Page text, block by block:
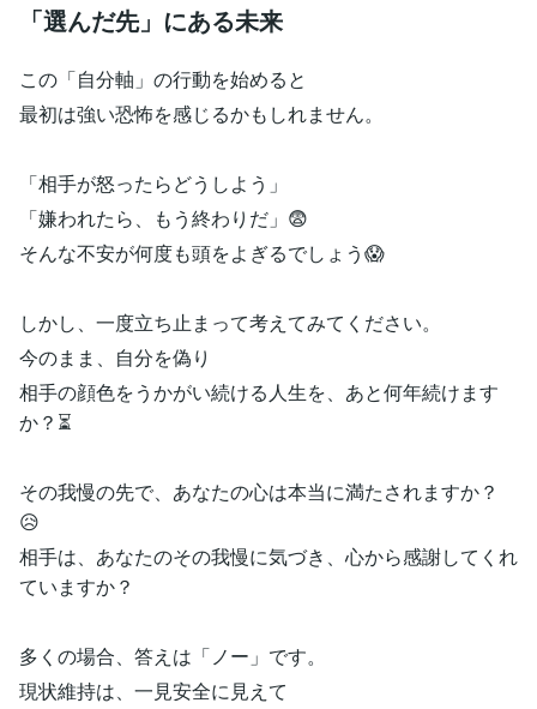
「選んだ先」にある未来
この「自分軸」の行動を始めると
最初は強い恐怖を感じるかもしれません。
「相手が怒ったらどうしよう」
「嫌われたら、もう終わりだ」😨
そんな不安が何度も頭をよぎるでしょう😱
しかし、一度立ち止まって考えてみてください。
今のまま、自分を偽り
相手の顔色をうかがい続ける人生を、あと何年続けます
か？⏳
その我慢の先で、あなたの心は本当に満たされますか？
😥
相手は、あなたのその我慢に気づき、心から感謝してくれ
ていますか？
多くの場合、答えは「ノー」です。
現状維持は、一見安全に見えて